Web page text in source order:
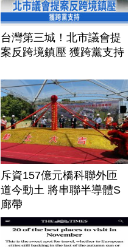
台灣第三城！北市議會提
案反跨境鎮壓 獲跨黨支持
斥資157億元橋科聯外匝
道今動土 將串聯半導體S
廊帶